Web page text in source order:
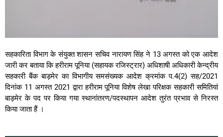
सहकारिता विभाग के संयुक्त शासन सचिव नारायण सिंह ने 13 अगस्त को एक आदेश
जारी कर बताया कि हरीराम पूनिया (सहायक रजिस्ट्रार) अधिशाषी अधिकारी केन्द्रीय
सहकारी बैंक बाड़मेर का विभागीय समसंख्यक आदेश क्रमांक प.4(2) सह/2021
दिनांक 11 अगस्त 2021 द्वारा हरीराम पूनिया विशेष लेखा परिक्षक सहकारी समितियां
बाड़मेर के पद पर किया गया स्थानांतरण/पदस्थापन आदेश तुरंत प्रभाव से निरस्त
किया जाता हैं ।